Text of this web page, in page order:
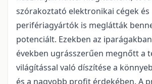
szórakoztató elektronikai cégek és
perifériagyártók is meglátták
potenciált. Ezekben az
években ugrásszerűen megnőtt a
világítással való díszítése a
és a nagyobb profit érdekében. A